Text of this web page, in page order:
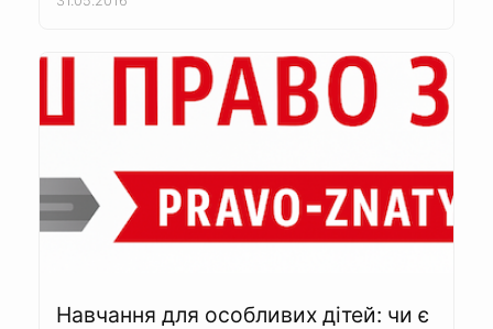
Навчання для особливих дітей: чи є